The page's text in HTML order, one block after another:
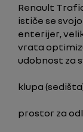
Renault
ističe se
enterijer,
vrata
udobnost za
klupa
prostor za